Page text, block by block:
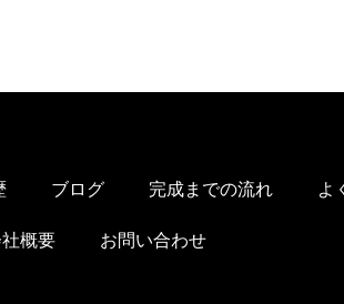
ブログ 完成までの流れ よ
概要 お問い合わせ